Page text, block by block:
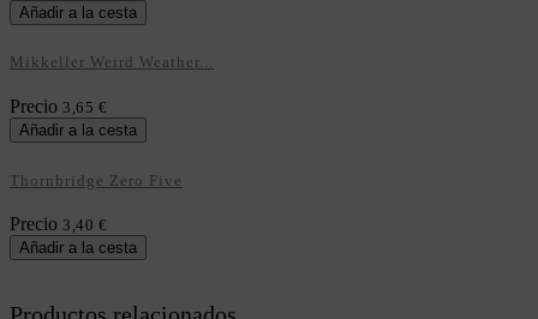
Añadir a la cesta
Mikkeller Weird Weather...
Precio 3,65 €
Añadir a la cesta
Thornbridge Zero Five
Precio 3,40 €
Añadir a la cesta